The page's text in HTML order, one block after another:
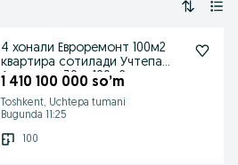
4 хонали Евроремонт 100м2
квартира сотилади Учтепа
Алгоритм 30кв 100м2
1 410 100 000 so’m
Toshkent, Uchtepa tumani
Bugunda 11:25
100